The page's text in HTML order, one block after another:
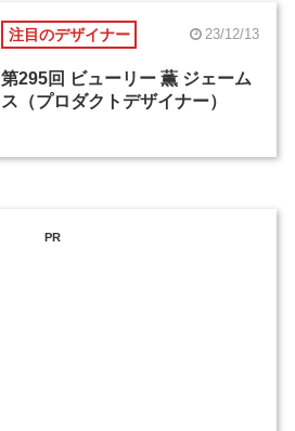
注目のデザイナー 23/12/13
第295回 ビューリー 薫 ジェーム
ス（プロダクトデザイナー）
PR